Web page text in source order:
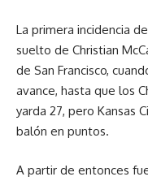
La primera incidencia
suelto de Christian
de San Francisco,
avance, hasta que los
yarda 27, pero Kansas
balón en puntos.
A partir de entonces